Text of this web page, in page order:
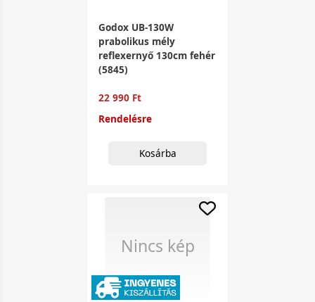
Godox UB-130W
prabolikus mély
reflexernyő 130cm fehér
(5845)
22 990 Ft
Rendelésre
Kosárba
Nincs kép